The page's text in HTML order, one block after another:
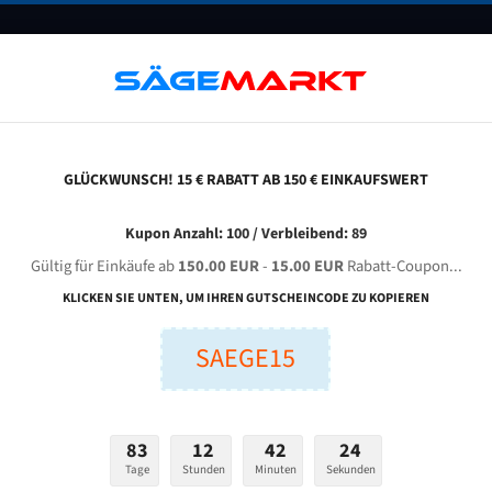
FAQ GUTSCHEINE BLOG KONTAKT
Engineers 300 für 4100 mm Bi-Metall
Breite (mm):
GLÜCKWUNSCH! 15 € RABATT AB 150 € EINKAUFSWERT
Kupon Anzahl: 100 / Verbleibend: 89
Gültig für Einkäufe ab150.00 EUR- 15.00 EURRabatt-Coupon...
KLICKEN SIE UNTEN, UM IHREN GUTSCHEINCODE ZU KOPIEREN
SAEGE15
83
Tage
12
Stunden
42
Minuten
23
Sekunden